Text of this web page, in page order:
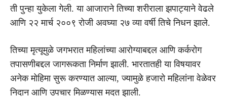
ती पुन्हा युकेला गेली. या आजाराने तिच्या शरीराला झपाट्याने वेढले
आणि २२ मार्च २००९ रोजी अवघ्या २७ व्या वर्षी तिचे निधन झाले.
तिच्या मृत्यूमुळे जगभरात महिलांच्या आरोग्याबद्दल आणि कर्करोग
तपासणीबद्दल जागरूकता निर्माण झाली. भारतातही या विषयावर
अनेक मोहिमा सुरू करण्यात आल्या, ज्यामुळे हजारो महिलांना वेळेवर
निदान आणि उपचार मिळण्यास मदत झाली.